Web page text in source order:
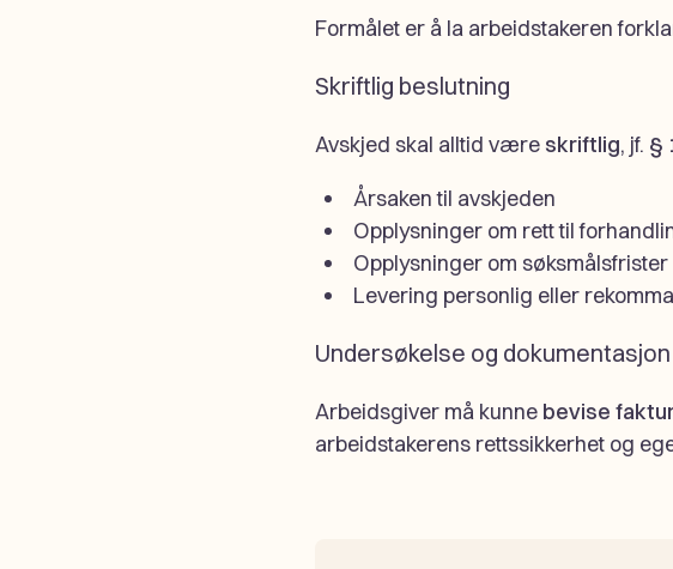
Formålet er å la arbeidstakeren
Skriftlig beslutning
Avskjed skal alltid være skriftlig, jf. §
Årsaken til avskjeden
Opplysninger om rett til
Opplysninger om søksmålsfrister
Levering personlig eller
Undersøkelse og dokumentasjon
Arbeidsgiver må kunne bevise
arbeidstakerens rettssikkerhet og